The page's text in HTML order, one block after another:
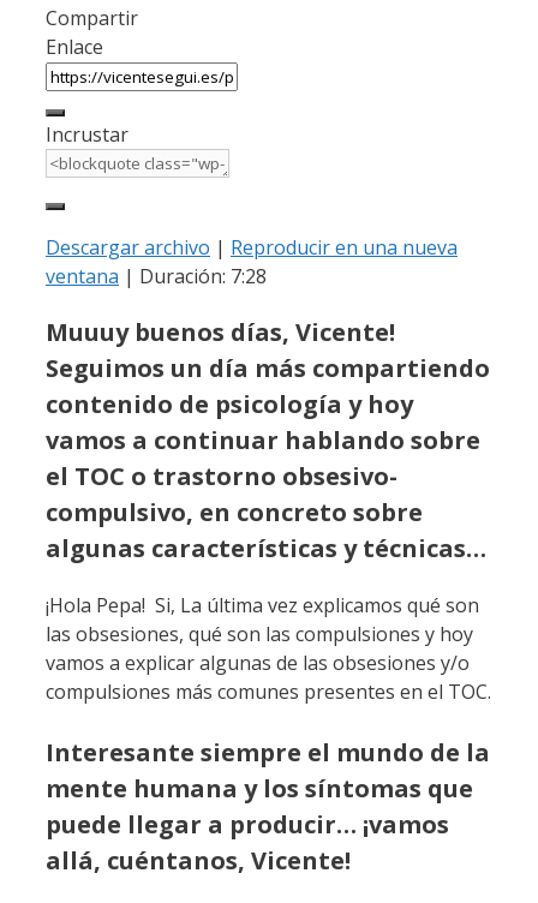
Compartir
Enlace
Incrustar
Descargar archivo | Reproducir en una nueva
ventana | Duración: 7:28
Muuuy buenos días, Vicente!
Seguimos un día más compartiendo
contenido de psicología y hoy
vamos a continuar hablando sobre
el TOC o trastorno obsesivo-
compulsivo, en concreto sobre
algunas características y técnicas…
¡Hola Pepa! Si, La última vez explicamos qué son
las obsesiones, qué son las compulsiones y hoy
vamos a explicar algunas de las obsesiones y/o
compulsiones más comunes presentes en el TOC.
Interesante siempre el mundo de la
mente humana y los síntomas que
puede llegar a producir… ¡vamos
allá, cuéntanos, Vicente!